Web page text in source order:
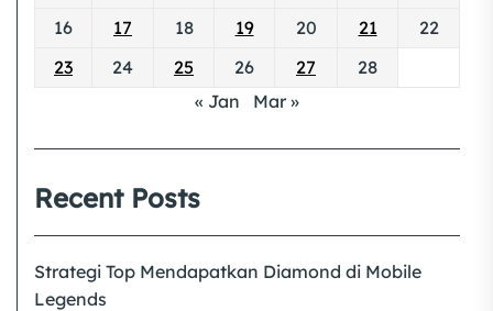
16
17 18 19 20 21
22
23
24 25 26 27
28
« Jan
Mar »
Recent Posts
Strategi Top Mendapatkan Diamond di Mobile
Legends